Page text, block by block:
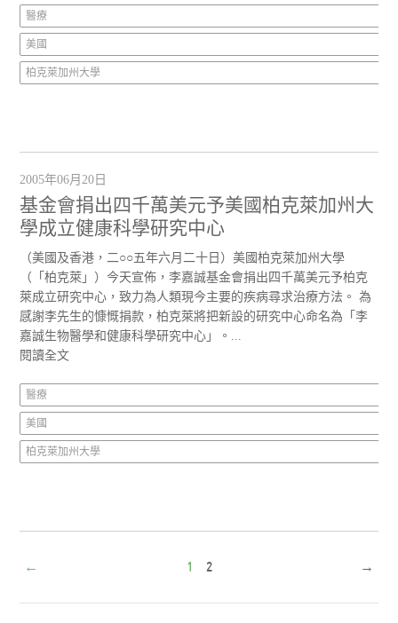
醫療
美國
柏克萊加州大學
2005年06月20日
基金會捐出四千萬美元予美國柏克萊加州大
學成立健康科學研究中心
（美國及香港，二○○五年六月二十日）美國柏克萊加州大學
（「柏克萊」）今天宣佈，李嘉誠基金會捐出四千萬美元予柏克
萊成立研究中心，致力為人類現今主要的疾病尋求治療方法。 為
感謝李先生的慷慨捐款，柏克萊將把新設的研究中心命名為「李
嘉誠生物醫學和健康科學研究中心」。...
閱讀全文
醫療
美國
柏克萊加州大學
← 1 2 →